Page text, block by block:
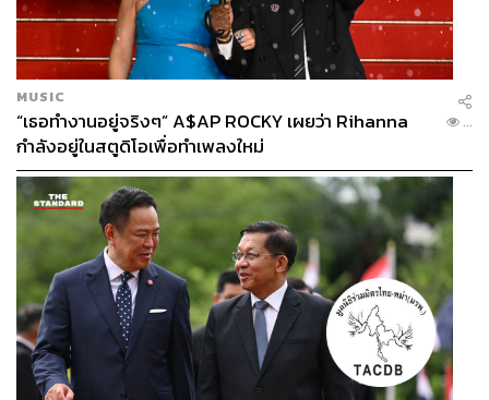
MUSIC
“เธอทำงานอยู่จริงๆ” A$AP ROCKY เผยว่า Rihanna
กำลังอยู่ในสตูดิโอเพื่อทำเพลงใหม่
...